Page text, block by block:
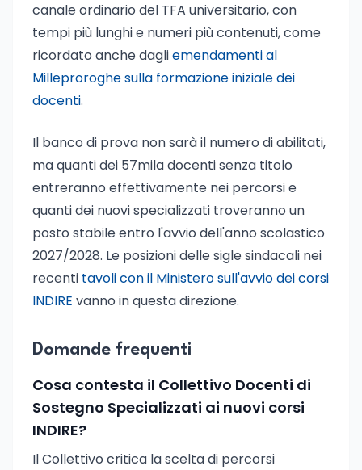
canale ordinario del TFA universitario, con
tempi più lunghi e numeri più contenuti, come
ricordato anche dagliemendamenti al
Milleproroghe sulla formazione iniziale dei
docenti.
Il banco di prova non sarà il numero di abilitati,
ma quanti dei 57mila docenti senza titolo
entreranno effettivamente nei percorsi e
quanti dei nuovi specializzati troveranno un
posto stabile entro l'avvio dell'anno scolastico
2027/2028. Le posizioni delle sigle sindacali nei
recenti tavoli con il Ministero sull'avvio dei corsi
INDIRE vanno in questa direzione.
Domande frequenti
Cosa contesta il Collettivo Docenti di
Sostegno Specializzati ai nuovi corsi
INDIRE?
Il Collettivo critica la scelta di percorsi